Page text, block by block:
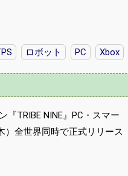
ロボット PC Xbox
TRIBE NINE』PC・スマー
）全世界同時で正式リリース